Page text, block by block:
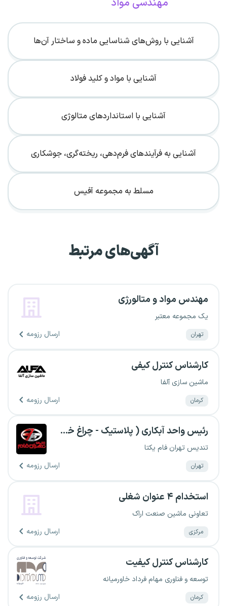
مهندسی مواد
آشنایی با روش‌های شناسایی ماده و ساختار آن‌ها
آشنایی با مواد و کلید فولاد
آشنایی با استانداردهای متالوژی
آشنایی به فرآیندهای فرم‌دهی، ریخته‌گری، جوشکاری
مسلط به مجموعه آفیس
آگهی‌های مرتبط
مهندس مواد و متالورژی
یک مجموعه معتبر
تهران ارسال رزومه
کارشناس کنترل کیفی
ماشین سازی آلفا
کرمان ارسال رزومه
رئیس واحد آبکاری ( پلاستیک - چراغ خودرو)
تندیس تهران فام یکتا
تهران ارسال رزومه
استخدام ۴ عنوان شغلی
تعاونی ماشین صنعت اراک
مرکزی ارسال رزومه
کارشناس کنترل کیفیت
توسعه و فناوری مهام فرداد خاورمیانه
کرمان ارسال رزومه